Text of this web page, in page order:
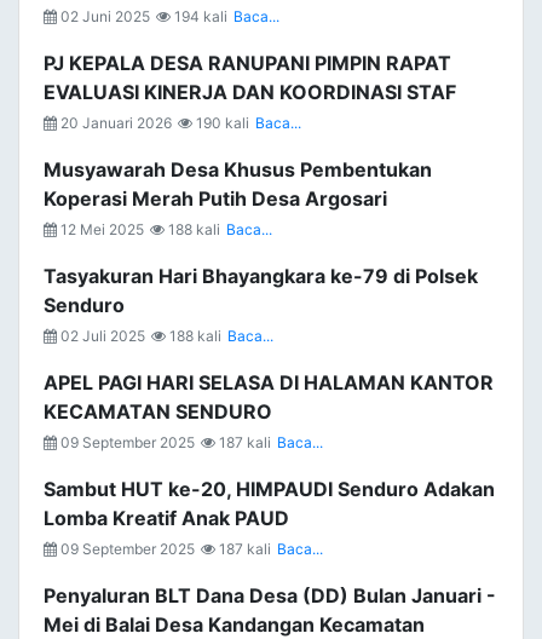
02 Juni 2025 194 kali Baca...
PJ KEPALA DESA RANUPANI PIMPIN RAPAT
EVALUASI KINERJA DAN KOORDINASI STAF
20 Januari 2026 190 kali Baca...
Musyawarah Desa Khusus Pembentukan
Koperasi Merah Putih Desa Argosari
12 Mei 2025 188 kali Baca...
Tasyakuran Hari Bhayangkara ke-79 di Polsek
Senduro
02 Juli 2025 188 kali Baca...
APEL PAGI HARI SELASA DI HALAMAN KANTOR
KECAMATAN SENDURO
09 September 2025 187 kali Baca...
Sambut HUT ke-20, HIMPAUDI Senduro Adakan
Lomba Kreatif Anak PAUD
09 September 2025 187 kali Baca...
Penyaluran BLT Dana Desa (DD) Bulan Januari -
Mei di Balai Desa Kandangan Kecamatan